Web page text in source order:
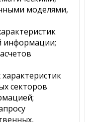
моделями,
информации;
секторов